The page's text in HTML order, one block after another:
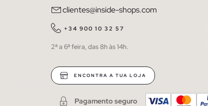
clientes@inside-shops.com
+34 900 10 32 57
2ª a 6ª feira, das 8h às 14h.
ENCONTRA A TUA LOJA
Pagamento seguro